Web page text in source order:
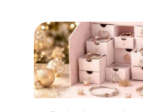
Accessoires